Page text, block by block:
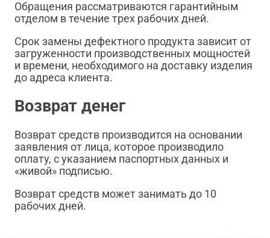
Обращения рассматриваются гарантийным
отделом в течение трех рабочих дней.
Срок замены дефектного продукта зависит от
загруженности производственных мощностей
и времени, необходимого на доставку изделия
до адреса клиента.
Возврат денег
Возврат средств производится на основании
заявления от лица, которое производило
оплату, с указанием паспортных данных и
«живой» подписью.
Возврат средств может занимать до 10
рабочих дней.